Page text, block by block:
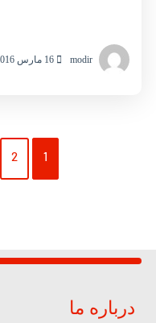
modir
1
2
درباره ما